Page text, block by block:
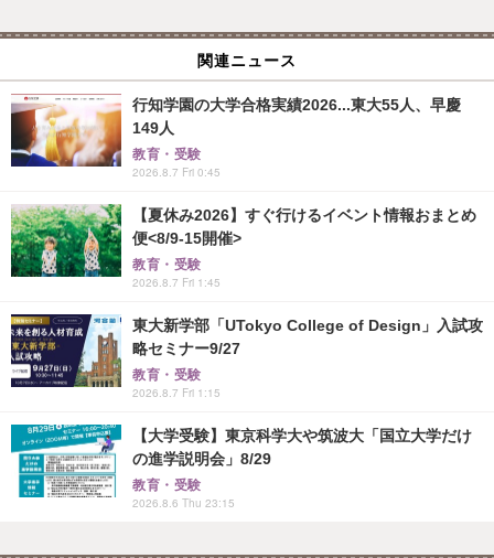
関連ニュース
行知学園の大学合格実績2026...東大55人、早慶
149人
教育・受験
2026.8.7 Fri 0:45
【夏休み2026】すぐ行けるイベント情報おまとめ
便<8/9-15開催>
教育・受験
2026.8.7 Fri 1:45
東大新学部「UTokyo College of Design」入試攻
略セミナー9/27
教育・受験
2026.8.7 Fri 1:15
【大学受験】東京科学大や筑波大「国立大学だけ
の進学説明会」8/29
教育・受験
2026.8.6 Thu 23:15